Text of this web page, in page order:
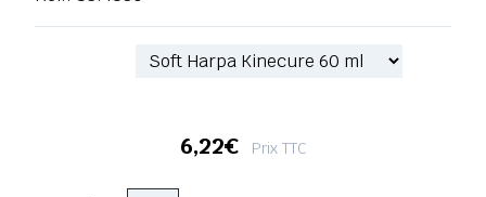
6,22€ Prix TTC